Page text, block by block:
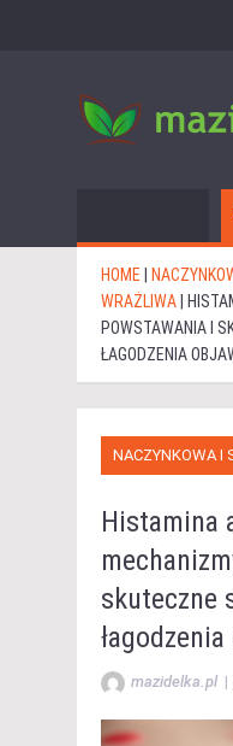
HOME
WRAŻLIWA
POWSTAWANIA I
ŁAGODZENIA
NACZYNKOWA I
Histamina
skuteczne
mazidelka.pl |